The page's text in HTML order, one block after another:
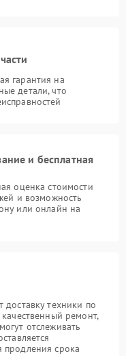
гарантия на
детали, что
и бесплатная
оценка стоимости
и возможность
или онлайн на
доставку техники по
ремонт,
отслеживать
продления срока